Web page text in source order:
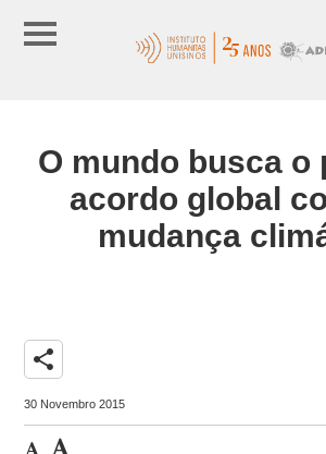
O mundo busca o
acordo global
mudança
share
30 Novembro 2015